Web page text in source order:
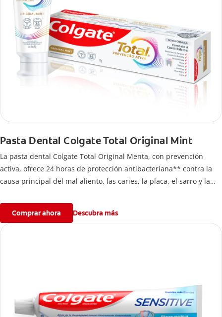
Pasta Dental Colgate Total Original Mint
La pasta dental Colgate Total Original Menta, con prevención
activa, ofrece 24 horas de protección antibacteriana** contra la
causa principal del mal aliento, las caries, la placa, el sarro y la
Comprar ahora Descubra más